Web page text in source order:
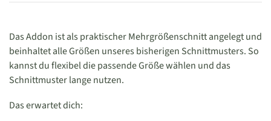
Das Addon ist als praktischer Mehrgrößenschnitt angelegt und
beinhaltet alle Größen unseres bisherigen Schnittmusters. So
kannst du flexibel die passende Größe wählen und das
Schnittmuster lange nutzen.
Das erwartet dich: